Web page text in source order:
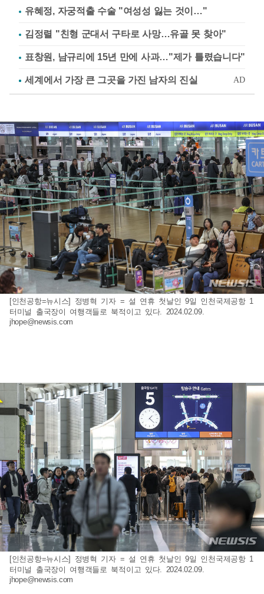
유혜정, 자궁적출 수술 "여성성 잃는 것이…"
김정렬 "친형 군대서 구타로 사망…유골 못 찾아"
표창원, 남규리에 15년 만에 사과…"제가 틀렸습니다"
[인천공항=뉴시스] 정병혁 기자 = 설 연휴 첫날인 9일 인천국제공항 1
터미널 출국장이 여행객들로 북적이고 있다. 2024.02.09.
jhope@newsis.com
[인천공항=뉴시스] 정병혁 기자 = 설 연휴 첫날인 9일 인천국제공항 1
터미널 출국장이 여행객들로 북적이고 있다. 2024.02.09.
jhope@newsis.com